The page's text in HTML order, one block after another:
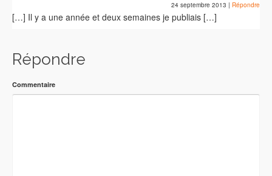
24 septembre 2013 | Répondre
[…] Il y a une année et deux semaines je publiais […]
Répondre
Commentaire